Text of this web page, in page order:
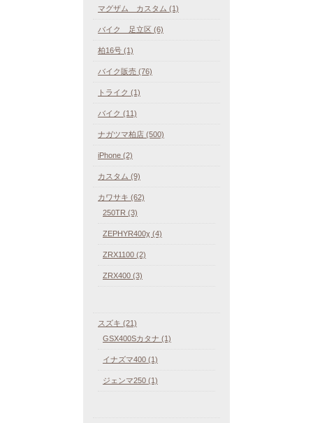
マグザム カスタム (1)
バイク 足立区 (6)
柏16号 (1)
バイク販売 (76)
トライク (1)
バイク (11)
ナガツマ柏店 (500)
iPhone (2)
カスタム (9)
カワサキ (62)
250TR (3)
ZEPHYR400χ (4)
ZRX1100 (2)
ZRX400 (3)
スズキ (21)
GSX400Sカタナ (1)
イナズマ400 (1)
ジェンマ250 (1)